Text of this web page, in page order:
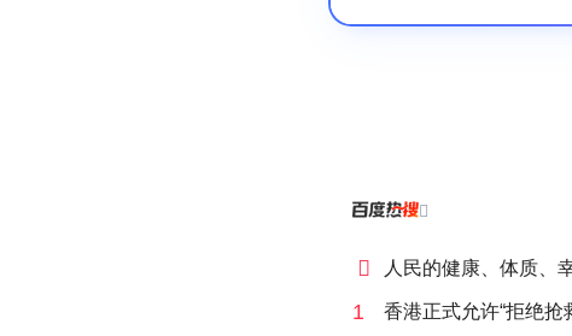

 人民的健康、体质、
1 香港正式允许“拒绝抢